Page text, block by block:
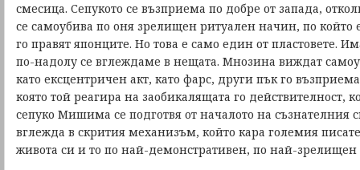
смесица. Сепукото се възприема по добре от запада,
се самоубива по оня зрелищен ритуален начин, по който
го правят японците. Но това е само един от пластовете.
по-надолу се вглеждаме в нещата. Мнозина виждат
като ексцентричен акт, като фарс, други пък го
която той реагира на заобикалящата го действителност,
сепуко Мишима се подготвя от началото на съзнателния
вглежда в скрития механизъм, който кара големия
живота си и то по най-демонстративен, по най-